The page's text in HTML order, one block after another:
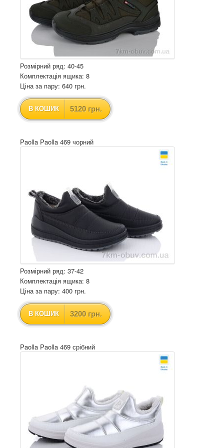
Розмірний ряд: 40-45
Комплектація ящика: 8
Ціна за пару: 640 грн.
В КОШИК 5120 грн.
Paolla Paolla 469 чорний
Розмірний ряд: 37-42
Комплектація ящика: 8
Ціна за пару: 400 грн.
В КОШИК 3200 грн.
Paolla Paolla 469 срібний